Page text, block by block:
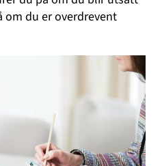
om du er overdrevent